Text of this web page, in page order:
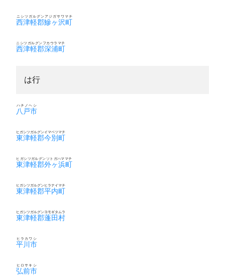
西津軽郡鰺ヶ沢町
ニシツガルグンアジガサワマチ
西津軽郡深浦町
ニシツガルグンフカウラマチ
は行
八戸市
ハチノヘシ
東津軽郡今別町
ヒガシツガルグンイマベツマチ
東津軽郡外ヶ浜町
ヒガシツガルグンソトガハママチ
東津軽郡平内町
ヒガシツガルグンヒラナイマチ
東津軽郡蓬田村
ヒガシツガルグンヨモギタムラ
平川市
ヒラカワシ
弘前市
ヒロサキシ